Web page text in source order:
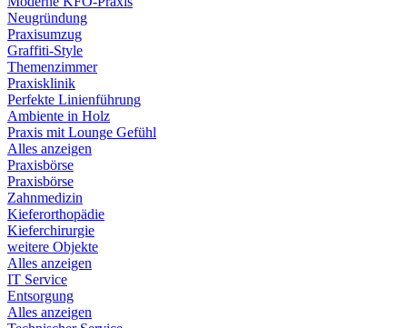
Neugründung
Praxisumzug
Graffiti-Style
Themenzimmer
Praxisklinik
Perfekte Linienführung
Ambiente in Holz
Praxis mit Lounge Gefühl
Alles anzeigen
Praxisbörse
Praxisbörse
Zahnmedizin
Kieferorthopädie
Kieferchirurgie
weitere Objekte
Alles anzeigen
IT Service
Entsorgung
Alles anzeigen